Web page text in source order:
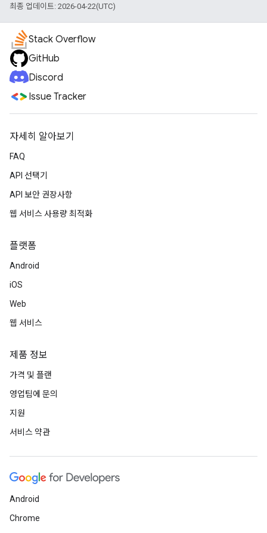
최종 업데이트: 2026-04-22(UTC)
Stack Overflow
GitHub
Discord
Issue Tracker
자세히 알아보기
FAQ
API 선택기
API 보안 권장사항
웹 서비스 사용량 최적화
플랫폼
Android
iOS
Web
웹 서비스
제품 정보
가격 및 플랜
영업팀에 문의
지원
서비스 약관
Android
Chrome